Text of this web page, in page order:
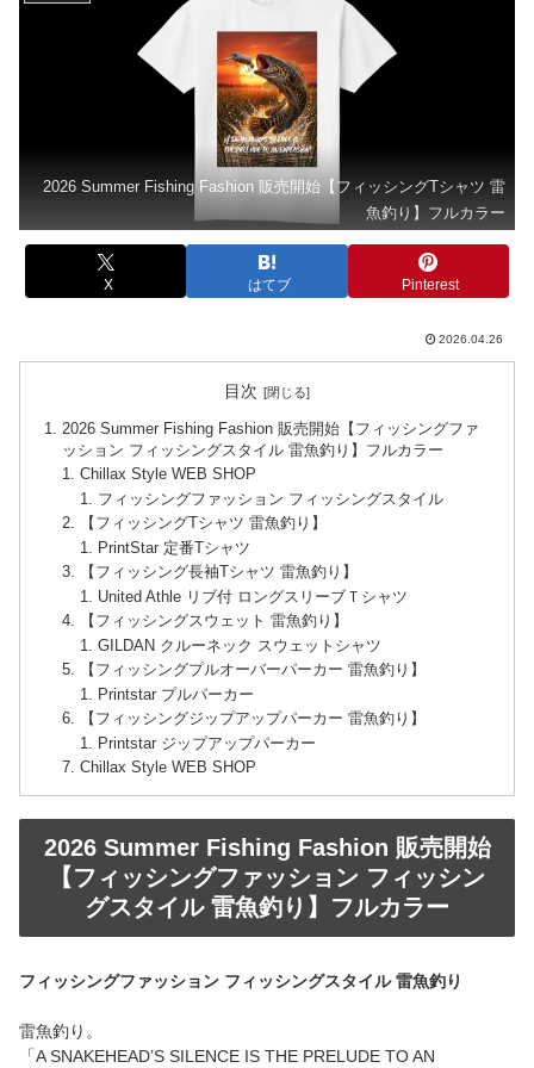
2026 Summer Fishing Fashion 販売開始【フィッシングTシャツ 雷
魚釣り】フルカラー
X はてブ Pinterest
2026.04.26
目次
2026 Summer Fishing Fashion 販売開始【フィッシングファ
ッション フィッシングスタイル 雷魚釣り】フルカラー
Chillax Style WEB SHOP
フィッシングファッション フィッシングスタイル
【フィッシングTシャツ 雷魚釣り】
PrintStar 定番Tシャツ
【フィッシング長袖Tシャツ 雷魚釣り】
United Athle リブ付 ロングスリーブＴシャツ
【フィッシングスウェット 雷魚釣り】
GILDAN クルーネック スウェットシャツ
【フィッシングプルオーバーパーカー 雷魚釣り】
Printstar プルパーカー
【フィッシングジップアップパーカー 雷魚釣り】
Printstar ジップアップパーカー
Chillax Style WEB SHOP
2026 Summer Fishing Fashion 販売開始
【フィッシングファッション フィッシン
グスタイル 雷魚釣り】フルカラー
フィッシングファッション フィッシングスタイル 雷魚釣り
雷魚釣り。
「A SNAKEHEAD’S SILENCE IS THE PRELUDE TO AN